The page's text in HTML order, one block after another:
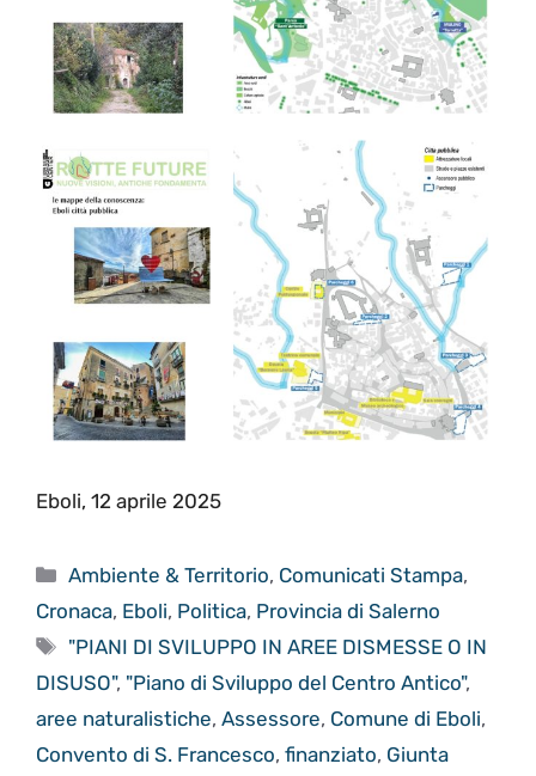
Eboli, 12 aprile 2025
Categorie
Ambiente & Territorio, Comunicati Stampa,
Cronaca, Eboli, Politica, Provincia di Salerno
Tag
"PIANI DI SVILUPPO IN AREE DISMESSE O IN
DISUSO", "Piano di Sviluppo del Centro Antico",
aree naturalistiche, Assessore, Comune di Eboli,
Convento di S. Francesco, finanziato, Giunta